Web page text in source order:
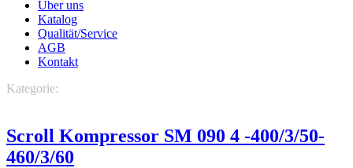
Über uns
Katalog
Qualität/Service
AGB
Kontakt
Kategorie:
Scroll Kompressor SM 090 4 -400/3/50-
460/3/60